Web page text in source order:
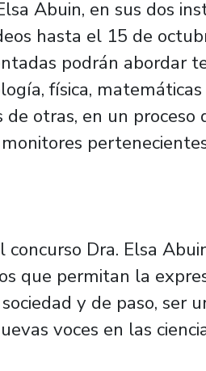
Abuin, en sus dos
hasta el 15 de
podrán abordar
física,
otras, en un proceso
concurso Dra. Elsa
que permitan la
y de paso, ser
voces en las